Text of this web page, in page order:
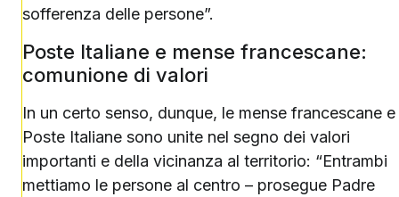
sofferenza delle persone”.
Poste Italiane e mense francescane:
comunione di valori
In un certo senso, dunque, le mense francescane e
Poste Italiane sono unite nel segno dei valori
importanti e della vicinanza al territorio: “Entrambi
mettiamo le persone al centro – prosegue Padre